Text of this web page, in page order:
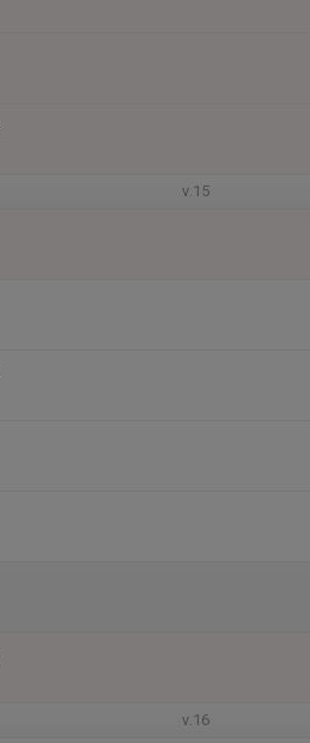
v.15
v.16